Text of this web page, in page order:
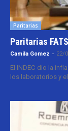
Paritarias
Paritarias
Camila Gomez - 22/
El INDEC dio la
los laboratorios y